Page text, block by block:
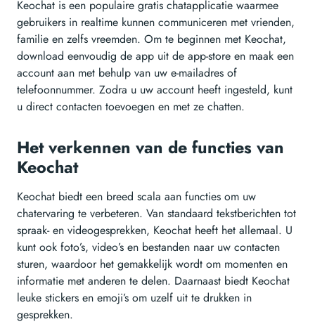
Keochat is een populaire gratis chatapplicatie waarmee
gebruikers in realtime kunnen communiceren met vrienden,
familie en zelfs vreemden. Om te beginnen met Keochat,
download eenvoudig de app uit de app-store en maak een
account aan met behulp van uw e-mailadres of
telefoonnummer. Zodra u uw account heeft ingesteld, kunt
u direct contacten toevoegen en met ze chatten.
Het verkennen van de functies van
Keochat
Keochat biedt een breed scala aan functies om uw
chatervaring te verbeteren. Van standaard tekstberichten tot
spraak- en videogesprekken, Keochat heeft het allemaal. U
kunt ook foto’s, video’s en bestanden naar uw contacten
sturen, waardoor het gemakkelijk wordt om momenten en
informatie met anderen te delen. Daarnaast biedt Keochat
leuke stickers en emoji’s om uzelf uit te drukken in
gesprekken.